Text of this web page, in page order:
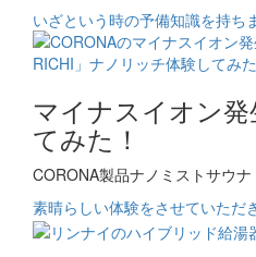
いざという時の予備知識を持ち
マイナスイオン
てみた！
CORONA製品ナノミストサウ
素晴らしい体験をさせていただ